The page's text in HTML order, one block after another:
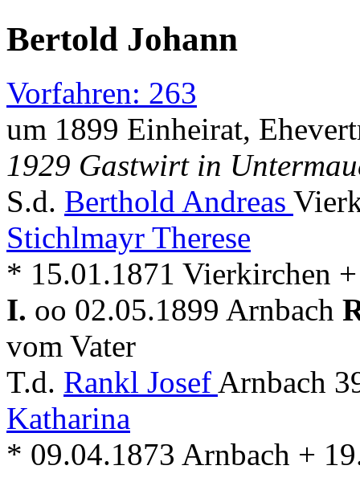
Bertold Johann
Vorfahren: 263
um 1899 Einheirat,
1929 Gastwirt in
S.d. Berthold Andreas
Stichlmayr Therese
* 15.01.1871 Vierkirchen
I. oo 02.05.1899 Arnbach
vom Vater
T.d. Rankl Josef Arnbach
Katharina
* 09.04.1873 Arnbach +